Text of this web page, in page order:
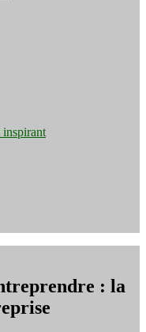
inspirant
: la